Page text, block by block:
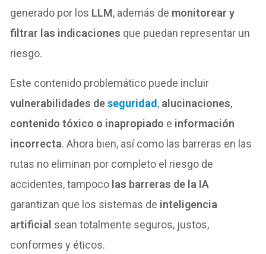
generado por los LLM, además de monitorear y
filtrar las indicaciones que puedan representar un
riesgo.
Este contenido problemático puede incluir
vulnerabilidades deseguridad, alucinaciones,
contenido tóxico o inapropiado e información
incorrecta. Ahora bien, así como las barreras en las
rutas no eliminan por completo el riesgo de
accidentes, tampoco las barreras de la IA
garantizan que los sistemas de inteligencia
artificial sean totalmente seguros, justos,
conformes y éticos.